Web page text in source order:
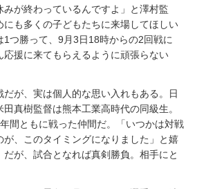
みが終わっているんですよ」と澤村監
も多くの子どもたちに来場してほしい
1つ勝って、9月3日18時からの2回戦に
応援に来てもらえるように頑張らない
が、実は個人的な思い入れもある。日
真樹監督は熊本工業高時代の同級生。
間ともに戦った仲間だ。「いつかは対戦
が、このタイミングになりました」と嬉
だが、試合となれば真剣勝負。相手にと